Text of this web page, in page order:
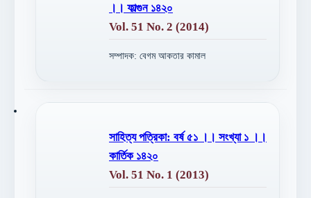
।। ফাল্গুন ১৪২০
Vol. 51 No. 2 (2014)
সম্পাদক: বেগম আকতার কামাল
সাহিত্য পত্রিকা: বর্ষ ৫১ ।। সংখ্যা ১ ।।
কার্তিক ১৪২০
Vol. 51 No. 1 (2013)